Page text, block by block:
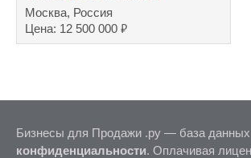
Москва, Россия
Цена: 12 500 000 ₽
Бизнесы для Продажи .ру — база данных
конфиденциальности. Оплачивая